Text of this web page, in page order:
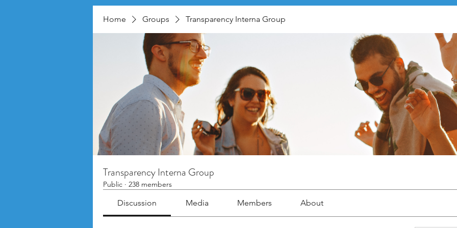
Home Groups Transparency Interna Group
Transparency Interna Group
Public · 238 members
Discussion Media Members About